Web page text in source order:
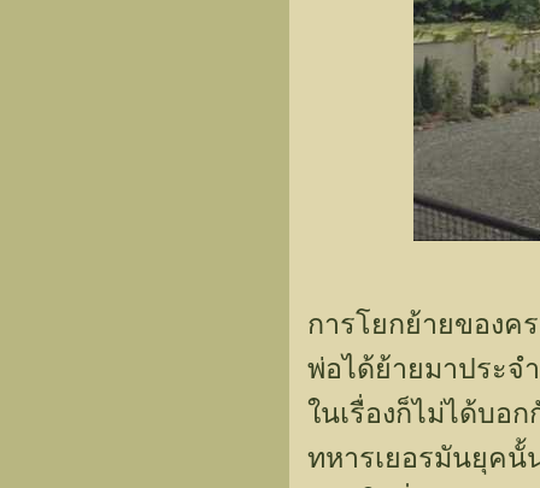
การโยกย้ายของ
พ่อได้ย้ายมาประจ
ในเรื่องก็ไม่ได้บอ
ทหารเยอรมันยุคนั้